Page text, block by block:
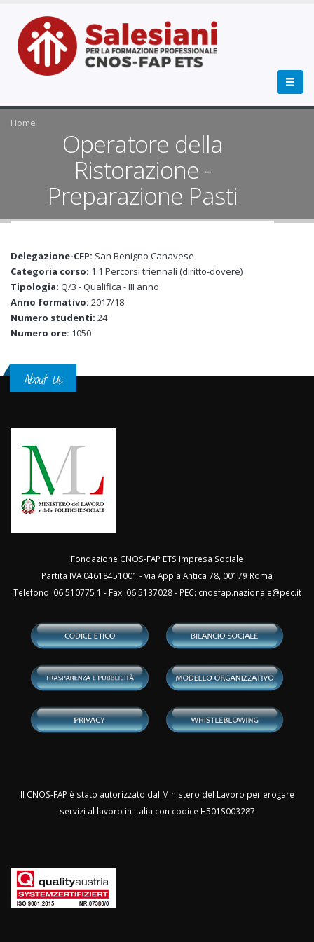
Home
Operatore della
Ristorazione -
Preparazione Pasti
Delegazione-CFP: San Benigno Canavese
Categoria corso: 1.1 Percorsi triennali (diritto-dovere)
Tipologia: Q/3 - Qualifica - III anno
Anno formativo: 2017/18
Numero studenti: 24
Numero ore: 1050
About Us
Fondazione CNOS-FAP ETS Impresa Sociale
Partita IVA 04618451001 - via Appia Antica 78, 00179 Roma
Telefono: 06 510775 1 - Fax: 06 5137028 - PEC: cnosfap.nazionale@pec.it
Il CNOS-FAP è stato autorizzato dal Ministero del Lavoro per erogare
servizi al lavoro in Italia con codice H501S003287